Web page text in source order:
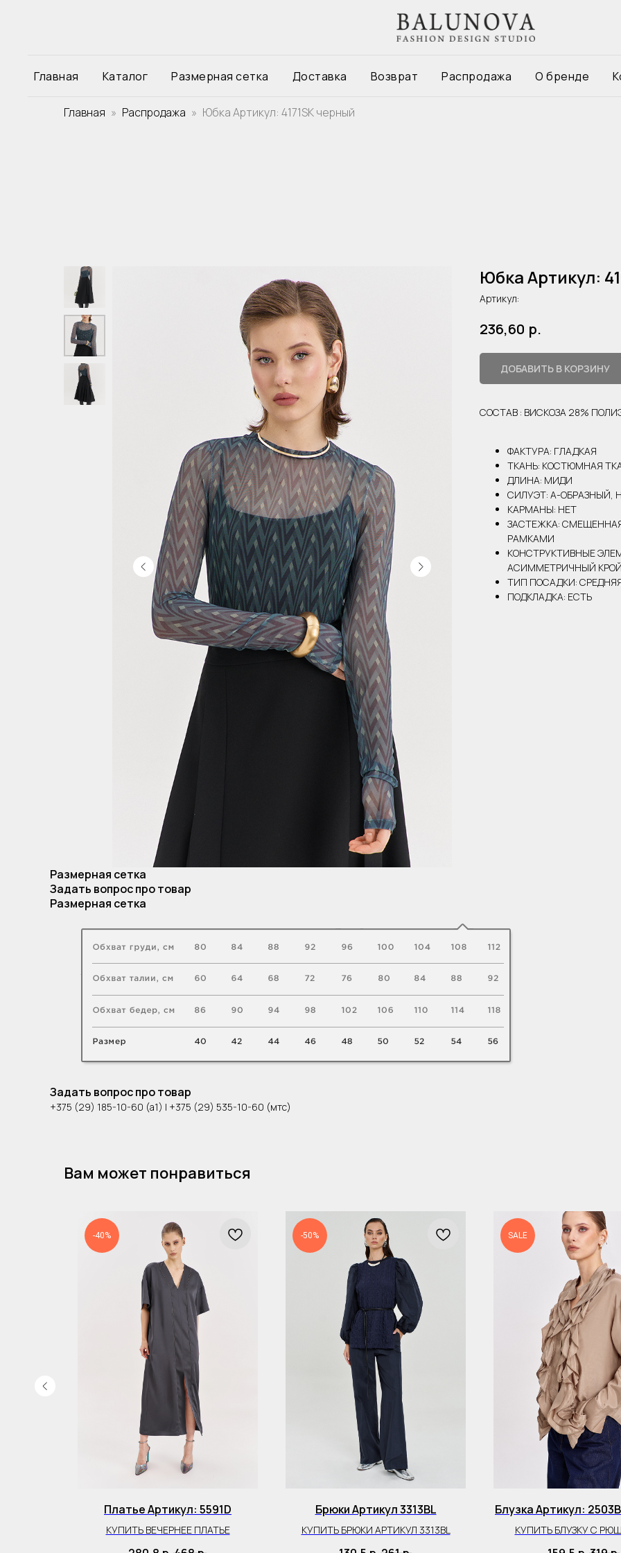
Главная Каталог Размерная сетка Доставка Возврат Распродажа О бренде
Главная Распродажа Юбка Артикул: 4171SK черный
Юбка Артикул:
Артикул:
236,60 р.
ДОБАВИТЬ В КОРЗИНУ
СОСТАВ : ВИСКОЗА 28%
ФАКТУРА: ГЛАДКАЯ
ТКАНЬ: КОСТЮМНАЯ
ДЛИНА: МИДИ
СИЛУЭТ: А-ОБРАЗНЫЙ,
КАРМАНЫ: НЕТ
ЗАСТЕЖКА:
РАМКАМИ
КОНСТРУКТИВНЫЕ
АСИММЕТРИЧНЫЙ КРОЙ
ТИП ПОСАДКИ:
ПОДКЛАДКА: ЕСТЬ
Размерная сетка
Задать вопрос про товар
Размерная сетка
Задать вопрос про товар
+375 (29) 185-10-60 (а1) | +375 (29) 535-10-60 (мтс)
Вам может понравиться
-40%
Платье Артикул: 5591D
КУПИТЬ ВЕЧЕРНЕЕ ПЛАТЬЕ
-50%
Брюки Артикул 3313BL
КУПИТЬ БРЮКИ АРТИКУЛ 3313BL
SALE
Блузка Артикул:
КУПИТЬ БЛУЗКУ С